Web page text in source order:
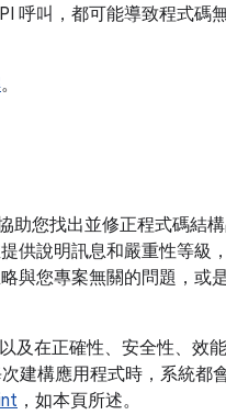
呼叫，都可能導致程式碼
。
助您找出並修正程式碼結
供說明訊息和嚴重性等級
與您專案無關的問題，或
及在正確性、安全性、效
建構應用程式時，系統都
，如本頁所述。